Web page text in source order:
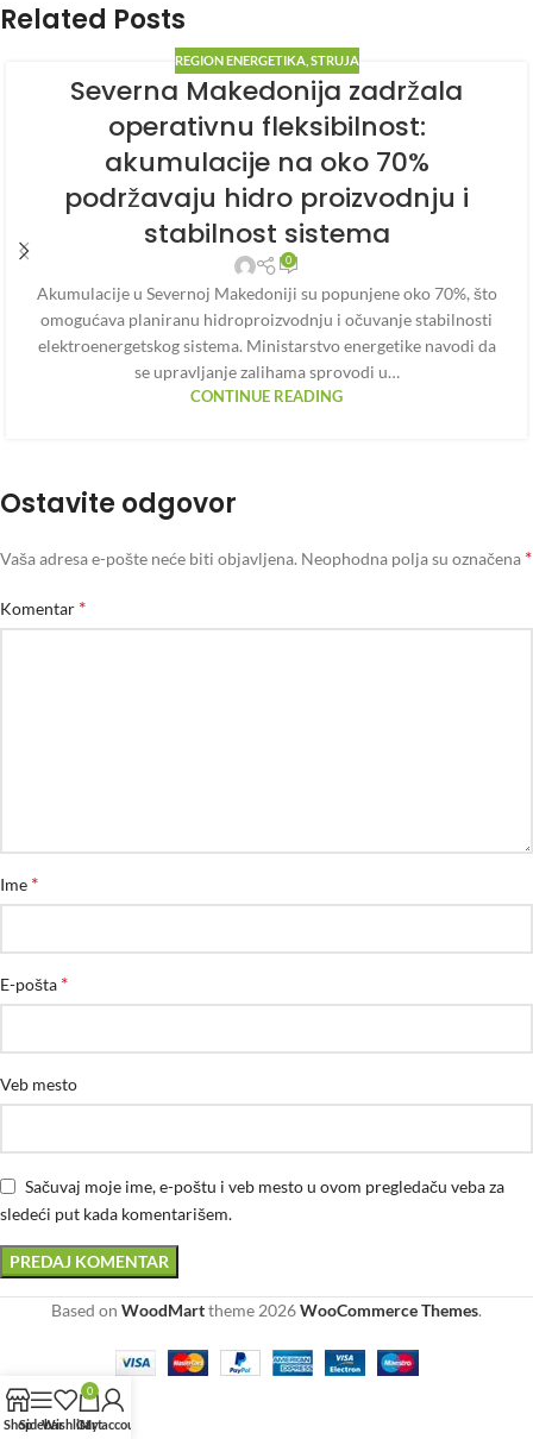
Related Posts
REGION ENERGETIKA, STRUJA
Severna Makedonija zadržala
operativnu fleksibilnost:
akumulacije na oko 70%
podržavaju hidro proizvodnju i
stabilnost sistema
0
Akumulacije u Severnoj Makedoniji su popunjene oko 70%, što
omogućava planiranu hidroproizvodnju i očuvanje stabilnosti
elektroenergetskog sistema. Ministarstvo energetike navodi da
se upravljanje zalihama sprovodi u…
CONTINUE READING
Ostavite odgovor
Vaša adresa e-pošte neće biti objavljena. Neophodna polja su označena *
Komentar *
Ime *
E-pošta *
Veb mesto
Sačuvaj moje ime, e-poštu i veb mesto u ovom pregledaču veba za
sledeći put kada komentarišem.
Based on WoodMarttheme 2026WooCommerce Themes.
ShopSidebarWishlist
0
Cart
My account